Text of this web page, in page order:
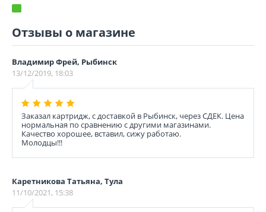
Отзывы о магазине
Владимир Фрей, Рыбинск
13/12/2019, 18:03
Заказал картридж, с доставкой в Рыбинск, через СДЕК. Цена
нормальная по сравнению с другими магазинами.
Качество хорошее, вставил, сижу работаю.
Молодцы!!!
Каретникова Татьяна, Тула
11/10/2021, 15:38